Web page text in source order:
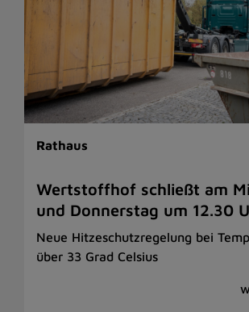
Rathaus
Wertstoffhof schließt am
und Donnerstag um 12.30
Neue Hitzeschutzregelung bei
über 33 Grad Celsius